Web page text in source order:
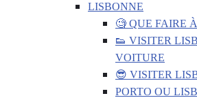
LISBONNE
🧐 QUE FAIRE
👟 VISITER
VOITURE
😎 VISITER
PORTO OU